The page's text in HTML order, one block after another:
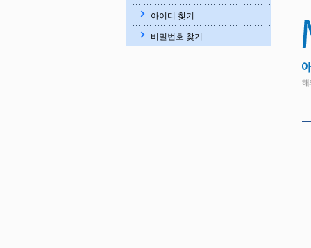
아이디 찾기
비밀번호 찾기